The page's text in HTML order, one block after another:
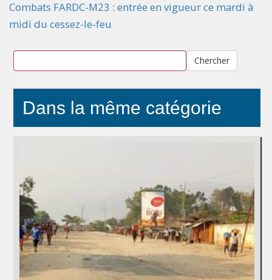
Combats FARDC-M23 : entrée en vigueur ce mardi à
midi du cessez-le-feu
Chercher
Dans la même catégorie